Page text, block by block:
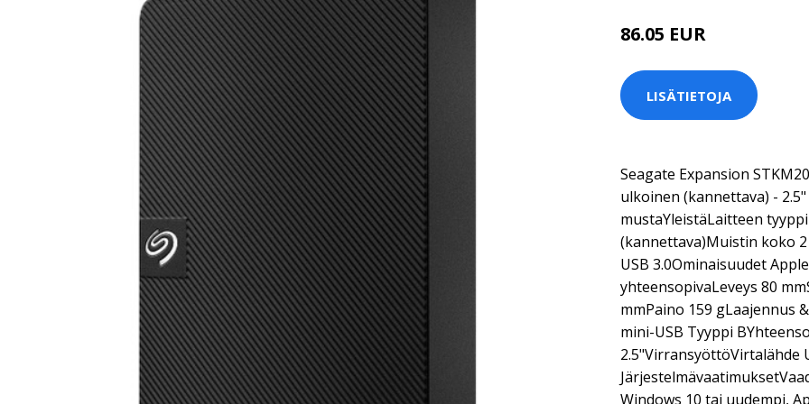
86.05 EUR
LISÄTIETOJA
Seagate Expansion
ulkoinen (kannettava) - 2.5"
mustaYleistäLaitteen
(kannettava)Muistin koko
USB 3.0Ominaisuudet
yhteensopivaLeveys 80
mmPaino 159 gLaajennus
mini-USB Tyyppi
2.5"VirransyöttöVirtalähde
Windows 10 tai uudempi,